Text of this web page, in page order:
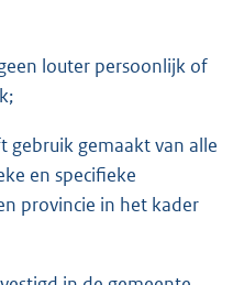
louter persoonlijk of
gebruik gemaakt van alle
en specifieke
provincie in het kader